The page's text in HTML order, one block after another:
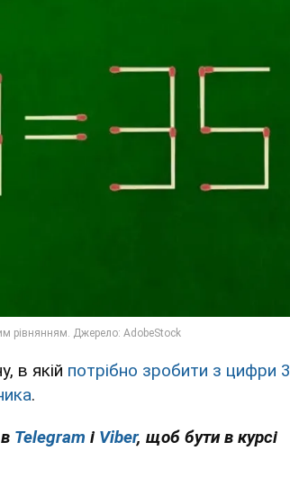
в якій потрібно зробити з цифри 3
.
Telegram і Viber, щоб бути в курсі